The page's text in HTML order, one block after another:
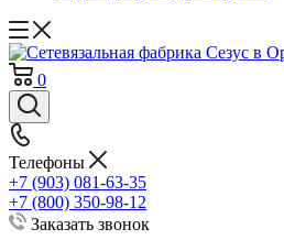
0
Телефоны
+7 (903) 081-63-35
+7 (800) 350-98-12
Заказать звонок